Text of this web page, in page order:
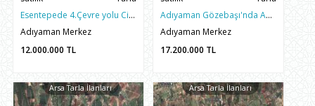
Esentepede 4.Çevre yolu Civarı Satılık 5 Kata İmarlı 2.000M2 Fırsat Arsa
Adıyaman Merkez
12.000.000 TL
Adıyaman Gözebaşı'nda Anayola Yakın 17.200m2 Müstakil Tarla
Adıyaman Merkez
17.200.000 TL
Arsa Tarla İlanları Arsa Tarla İlanları